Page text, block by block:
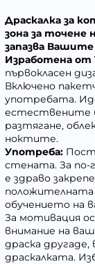
Драскалка за
зона за
запазва
Изработена от
първокласен
Включено
употребата.
естествените
разтягане,
ноктите.
Употреба:
стената. За по-
е здраво
положителната
обучението на
За мотивация о
внимание на
драска
драскалката.